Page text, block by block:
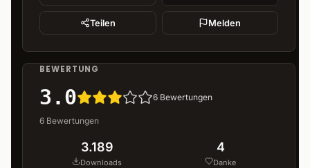
Teilen Melden
BEWERTUNG
3.0 6 Bewertungen
6 Bewertungen
3.189
Downloads
4
Danke